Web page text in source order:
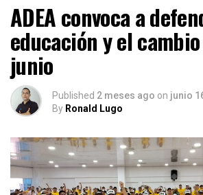
ADEA convoca a
educación y el
junio
Published 2 meses ago on junio
By Ronald Lugo